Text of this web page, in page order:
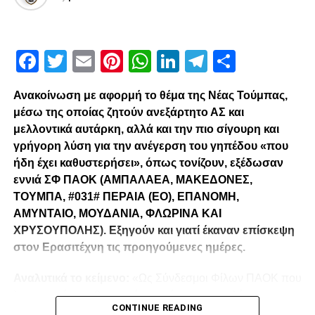
Facebook
Twitter
EmailPinterest
WhatsApp
LinkedIn
Telegram
Ανακοίνωση με αφορμή το θέμα της Νέας Τούμπας,
μέσω της οποίας ζητούν ανεξάρτητο ΑΣ και
μελλοντικά αυτάρκη, αλλά και την πιο σίγουρη και
γρήγορη λύση για την ανέγερση του γηπέδου «που
ήδη έχει καθυστερήσει», όπως τονίζουν, εξέδωσαν
εννιά ΣΦ ΠΑΟΚ (ΑΜΠΑΛΑΕΑ, ΜΑΚΕΔΟΝΕΣ,
ΤΟΥΜΠΑ, #031# ΠΕΡΑΙΑ (ΕΟ), ΕΠΑΝΟΜΗ,
ΑΜΥΝΤΑΙΟ, ΜΟΥΔΑΝΙΑ, ΦΛΩΡΙΝΑ ΚΑΙ
ΧΡΥΣΟΥΠΟΛΗΣ). Εξηγούν και γιατί έκαναν επίσκεψη
στον Ερασιτέχνη τις προηγούμενες ημέρες.
λειτουργούμε καθημερινά με γνώμωνα το καλό του
Δικεφάλου και μόνο, αισθανόμαστε την ανάγκη να
CONTINUE READING